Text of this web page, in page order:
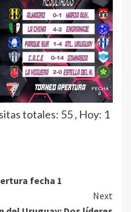
totales: 55, Hoy: 1
fecha 1
Next